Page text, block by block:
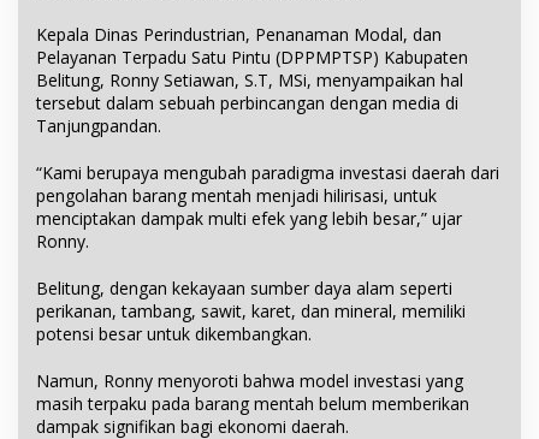
Kepala Dinas Perindustrian, Penanaman Modal, dan
Pelayanan Terpadu Satu Pintu (DPPMPTSP) Kabupaten
Belitung, Ronny Setiawan, S.T, MSi, menyampaikan hal
tersebut dalam sebuah perbincangan dengan media di
Tanjungpandan.
“Kami berupaya mengubah paradigma investasi daerah dari
pengolahan barang mentah menjadi hilirisasi, untuk
menciptakan dampak multi efek yang lebih besar,” ujar
Ronny.
Belitung, dengan kekayaan sumber daya alam seperti
perikanan, tambang, sawit, karet, dan mineral, memiliki
potensi besar untuk dikembangkan.
Namun, Ronny menyoroti bahwa model investasi yang
masih terpaku pada barang mentah belum memberikan
dampak signifikan bagi ekonomi daerah.